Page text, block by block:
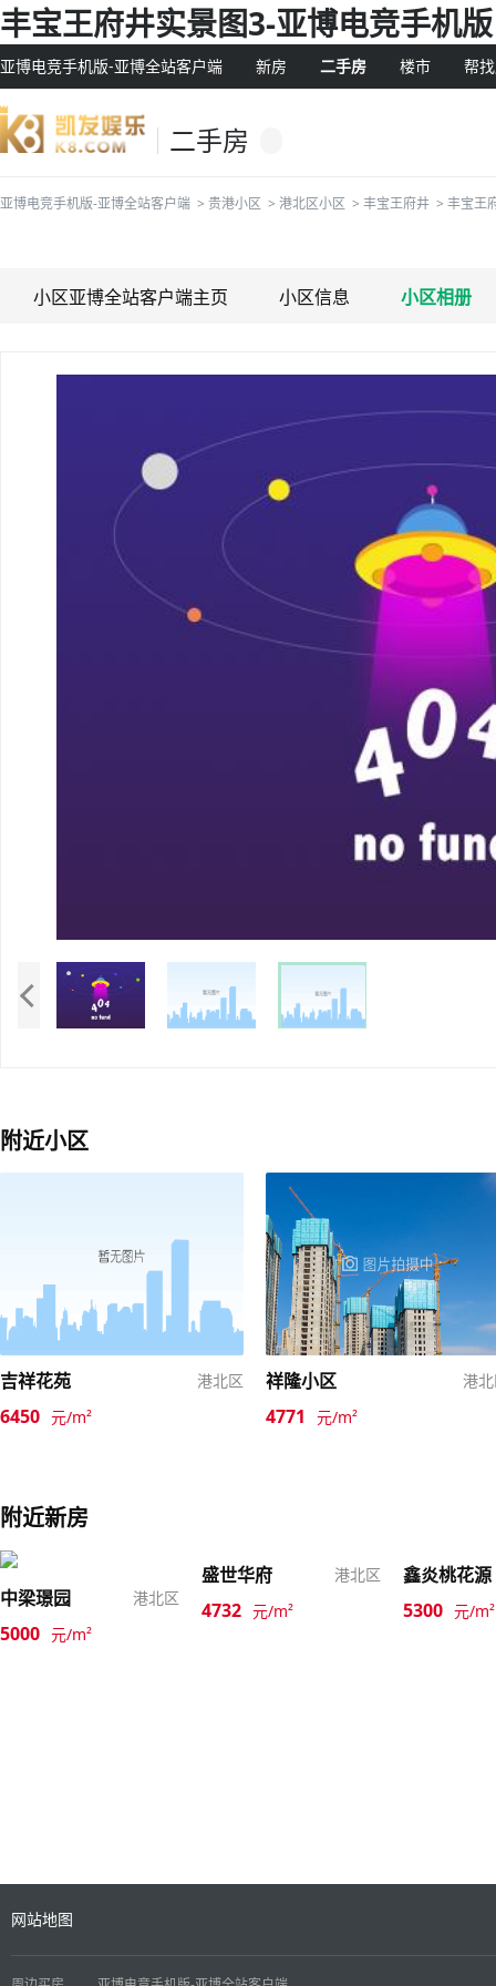
丰宝王府井实景图3-亚博电竞手机版
亚博电竞手机版-亚博全站客户端 新房 二手房 楼市 帮
二手房
亚博电竞手机版-亚博全站客户端 > 贵港小区 > 港北区小区 > 丰宝王府井 > 丰宝王
小区亚博全站客户端主页 小区信息 小区相册
附近小区
吉祥花苑 港北区
6450 元/m²
祥隆小区 港
4771 元/m²
附近新房
中梁璟园 港北区
5000 元/m²
盛世华府 港北区
4732 元/m²
鑫炎桃花源
5300 元/m²
网站地图